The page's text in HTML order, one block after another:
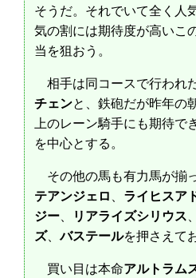
そうだ。それでいて全く人
気の割には期待度が高いこ
当を狙おう。
相手は同コースで行われ
チェンと、鉄砲だが昨年の
上のレーン騎手にも期待で
を中心とする。
その他の馬も有力馬が揃
テアンジェロ、 ライヒスア
ジー、 リアライズシリウス、
ズ、バステールを押さえて
買い目は本命アルトラム